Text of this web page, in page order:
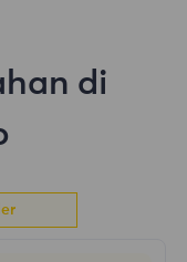
di